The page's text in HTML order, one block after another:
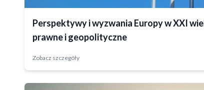
Perspektywy i wyzwania Europy w XXI
prawne i geopolityczne
Zobacz szczegóły